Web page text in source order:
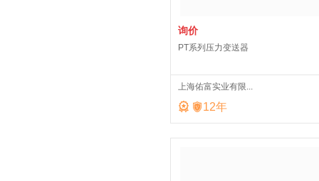
询价
PT系列压力变送器
上海佑富实业有限...
 12年